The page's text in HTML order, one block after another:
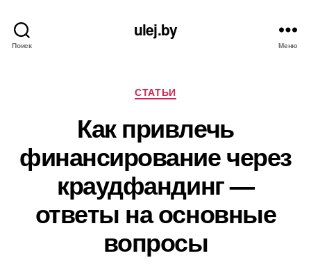
Поиск
ulej.by
Меню
Рубрики
СТАТЬИ
Как привлечь
финансирование через
краудфандинг —
ответы на основные
вопросы